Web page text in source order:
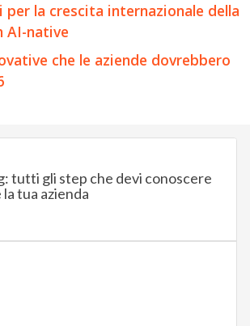
per la crescita internazionale della
AI-native
che le aziende dovrebbero
tutti gli step che devi conoscere
tua azienda